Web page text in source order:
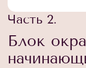
Часть 2.
Блок